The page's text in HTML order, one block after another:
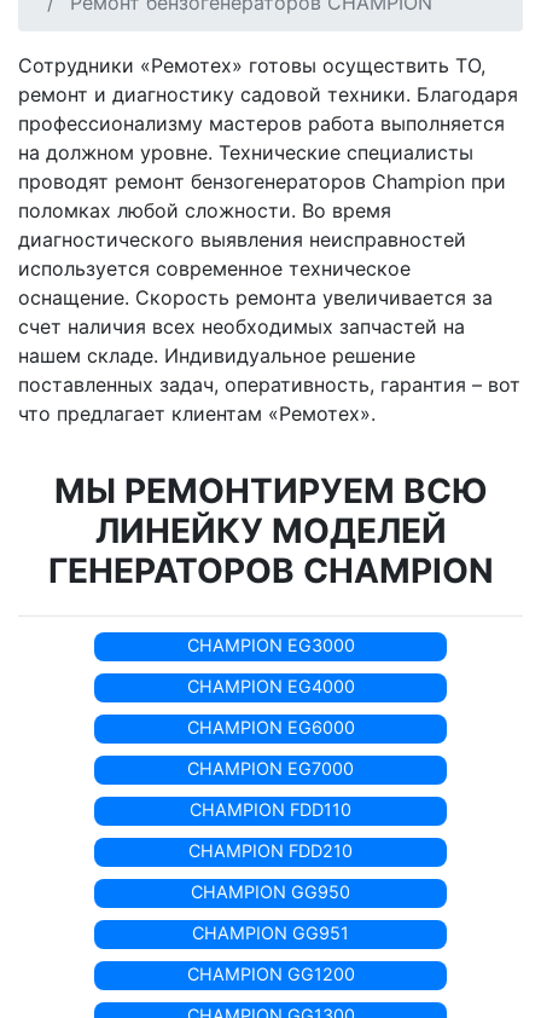
Сотрудники «Ремотех» готовы осуществить ТО,
ремонт и диагностику садовой техники. Благодаря
профессионализму мастеров работа выполняется
на должном уровне. Технические специалисты
проводят ремонт бензогенераторов Champion при
поломках любой сложности. Во время
диагностического выявления неисправностей
используется современное техническое
оснащение. Скорость ремонта увеличивается за
счет наличия всех необходимых запчастей на
нашем складе. Индивидуальное решение
поставленных задач, оперативность, гарантия – вот
что предлагает клиентам «Ремотех».
МЫ РЕМОНТИРУЕМ ВСЮ
ЛИНЕЙКУ МОДЕЛЕЙ
ГЕНЕРАТОРОВ CHAMPION
CHAMPION EG3000
CHAMPION EG4000
CHAMPION EG6000
CHAMPION EG7000
CHAMPION FDD110
CHAMPION FDD210
CHAMPION GG950
CHAMPION GG951
CHAMPION GG1200